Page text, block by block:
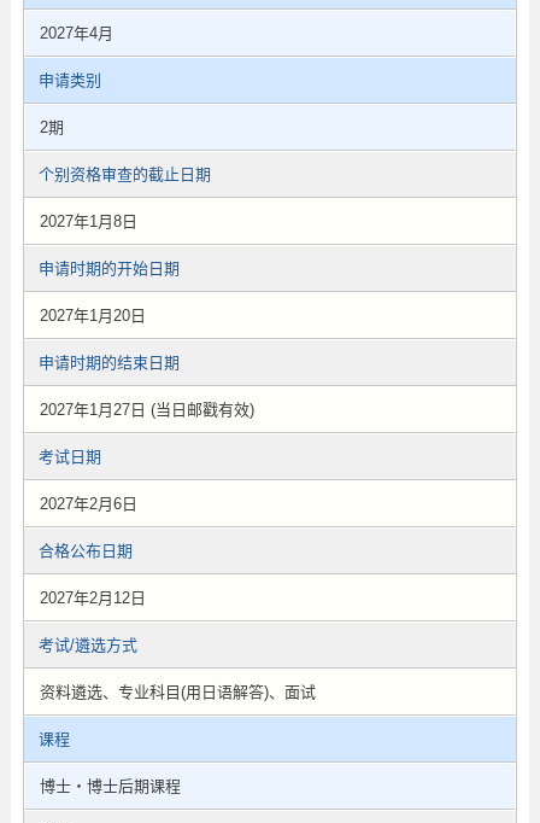
2027年4月
申请类别
2期
个别资格审查的截止日期
2027年1月8日
申请时期的开始日期
2027年1月20日
申请时期的结束日期
2027年1月27日 (当日邮戳有效)
考试日期
2027年2月6日
合格公布日期
2027年2月12日
考试/遴选方式
资料遴选、专业科目(用日语解答)、面试
课程
博士・博士后期课程